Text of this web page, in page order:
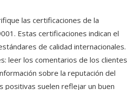
las certificaciones de la
Estas certificaciones indican el
de calidad internacionales.
leer los comentarios de los clientes
sobre la reputación del
positivas suelen reflejar un buen